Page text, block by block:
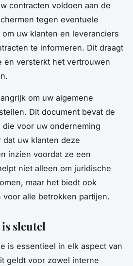
contracten voldoen aan de
tegen eventuele
uw klanten en leveranciers
te informeren. Dit draagt
en versterkt het vertrouwen
om uw algemene
Dit document bevat de
voor uw onderneming
uw klanten deze
inzien voordat ze een
niet alleen om juridische
maar het biedt ook
alle betrokken partijen.
sleutel
is essentieel in elk aspect van
geldt voor zowel interne